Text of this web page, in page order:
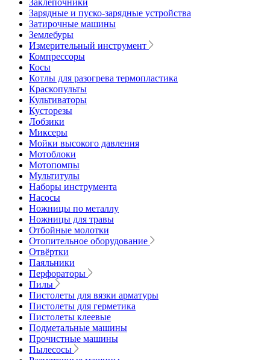
Заклёпочники
Зарядные и пуско-зарядные устройства
Затирочные машины
Землебуры
Измерительный инструмент
Компрессоры
Косы
Котлы для разогрева термопластика
Краскопульты
Культиваторы
Кусторезы
Лобзики
Миксеры
Мойки высокого давления
Мотоблоки
Мотопомпы
Мультитулы
Наборы инструмента
Насосы
Ножницы по металлу
Ножницы для травы
Отбойные молотки
Отопительное оборудование
Отвёртки
Паяльники
Перфораторы
Пилы
Пистолеты для вязки арматуры
Пистолеты для герметика
Пистолеты клеевые
Подметальные машины
Прочистные машины
Пылесосы